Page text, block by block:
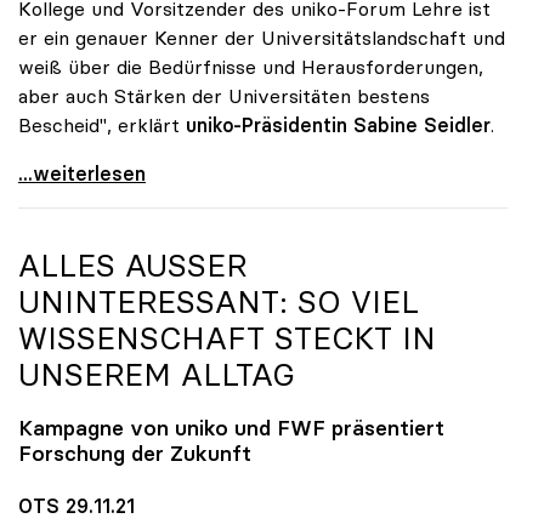
Kollege und Vorsitzender des uniko-Forum Lehre ist
er ein genauer Kenner der Universitätslandschaft und
weiß über die Bedürfnisse und Herausforderungen,
aber auch Stärken der Universitäten bestens
Bescheid", erklärt uniko-Präsidentin Sabine Seidler.
uniko gratuliert Martin Polaschek zur Bestellung
...weiterlesen
ALLES AUSSER U
NINTERESSANT: SO VIEL W
ISSENSCHAFT STECKT IN U
NSEREM ALLTAG
Kampagne von uniko und FWF präsentiert
Forschung der Zukunft
OTS 29.11.21